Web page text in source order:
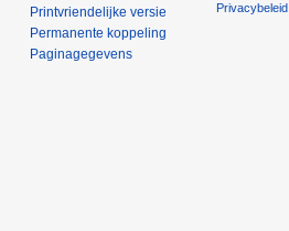
Printvriendelijke versie
Permanente koppeling
Paginagegevens
Privacybeleid